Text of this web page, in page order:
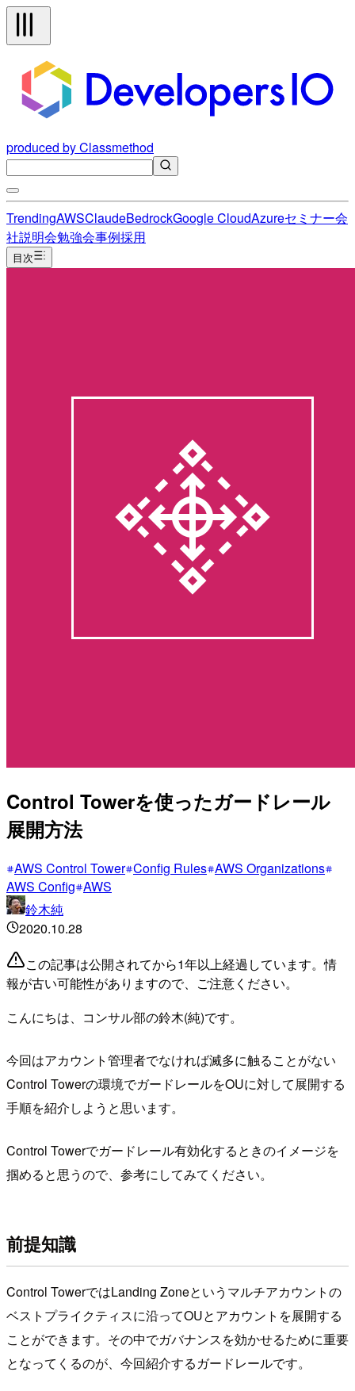
produced by Classmethod
TrendingAWSClaudeBedrockGoogle CloudAzureセミナー会
社説明会勉強会事例採用
目次
Control Towerを使ったガードレール
展開方法
AWS Control Tower Config Rules AWS Organizations
AWS Config AWS
鈴木純
2020.10.28
この記事は公開されてから1年以上経過しています。情
報が古い可能性がありますので、ご注意ください。
こんにちは、コンサル部の鈴木(純)です。
今回はアカウント管理者でなければ滅多に触ることがない
Control Towerの環境でガードレールをOUに対して展開する
手順を紹介しようと思います。
Control Towerでガードレール有効化するときのイメージを
掴めると思うので、参考にしてみてください。
前提知識
Control TowerではLanding Zoneというマルチアカウントの
ベストプライクティスに沿ってOUとアカウントを展開する
ことができます。その中でガバナンスを効かせるために重要
となってくるのが、今回紹介するガードレールです。